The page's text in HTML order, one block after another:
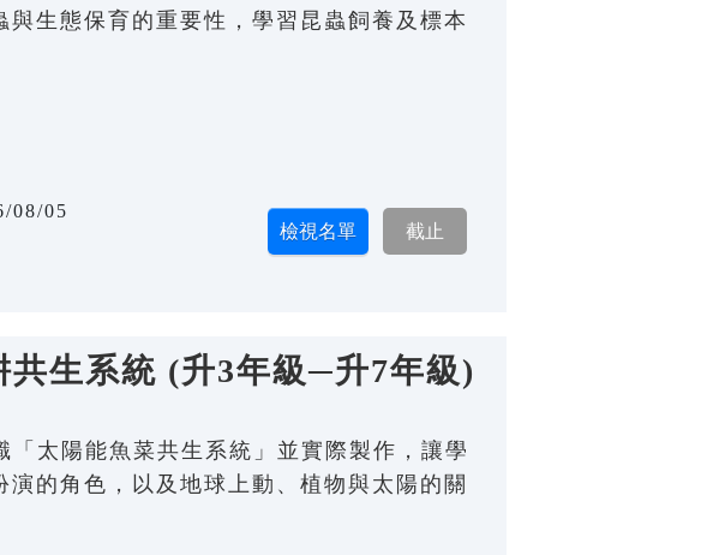
生態保育的重要性，學習昆蟲飼養及標本
08/05
生系統 (升3年級─升7年級)
太陽能魚菜共生系統」並實際製作，讓學
的角色，以及地球上動、植物與太陽的關